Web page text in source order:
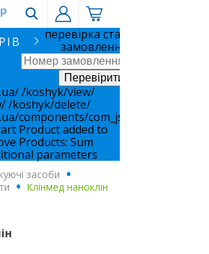
перевірка статусу
замовлення
/koshyk/view/
/koshyk/delete/
components/com_jshopping/files/
Product added to
Products: Sum
parameters
засоби
.
. Клінмед наноклін